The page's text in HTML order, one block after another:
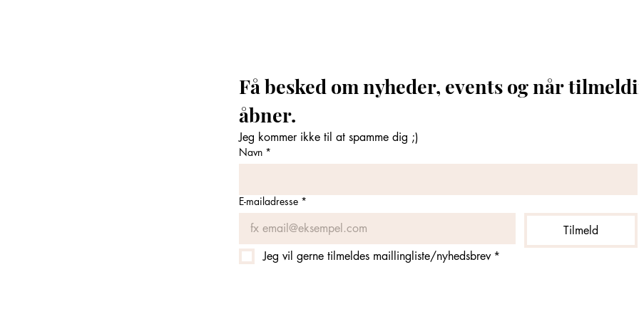
Få besked om nyheder, events og når
Jeg kommer ikke til at spamme dig ;)
Navn *
E-mailadresse *
Tilmeld
Jeg vil gerne tilmeldes maillingliste/nyhedsbrev *